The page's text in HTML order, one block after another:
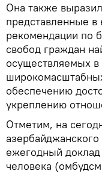
Она также
представленные
рекомендации по
свобод граждан
осуществляемых
обеспечению
укреплению
Отметим, на
ежегодный
человека